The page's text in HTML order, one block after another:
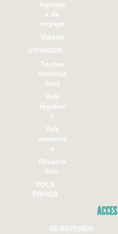
Agence
s de
voyage
Vidéos
VOYAGER
Toutes
destinat
ions
Vols
régulier
s
Vols
vacance
s
Réserva
tion
VOLS
PRIVES
ACCES
SE REPERER